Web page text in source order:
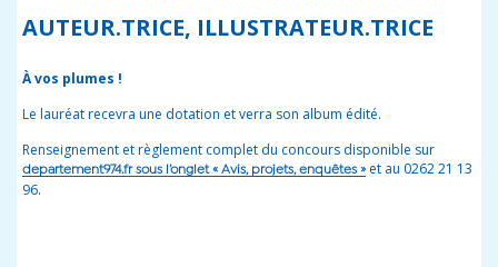
AUTEUR.TRICE, ILLUSTRATEUR.TRICE
À vos plumes !
Le lauréat recevra une dotation et verra son album édité.
Renseignement et règlement complet du concours disponible sur
departement974.fr sous l’onglet « Avis, projets, enquêtes » et au 0262 21 13
96.